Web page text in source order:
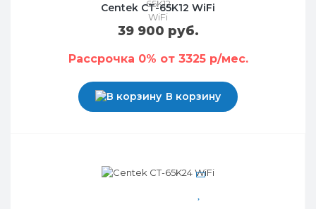
Centek CT-65K12 WiFi
39 900 руб.
Рассрочка 0% от 3325 р/мес.
В корзину